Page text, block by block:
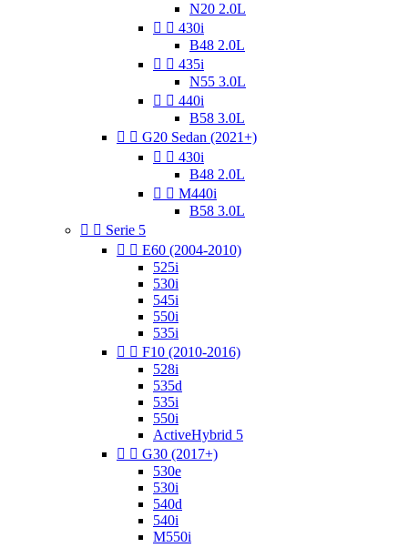
N20 2.0L
  430i
B48 2.0L
  435i
N55 3.0L
  440i
B58 3.0L
  G20 Sedan (2021+)
  430i
B48 2.0L
  M440i
B58 3.0L
  Serie 5
  E60 (2004-2010)
525i
530i
545i
550i
535i
  F10 (2010-2016)
528i
535d
535i
550i
ActiveHybrid 5
  G30 (2017+)
530e
530i
540d
540i
M550i